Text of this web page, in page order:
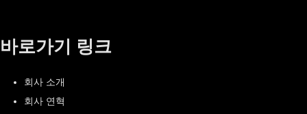
바로가기 링크
회사 소개
회사 연혁